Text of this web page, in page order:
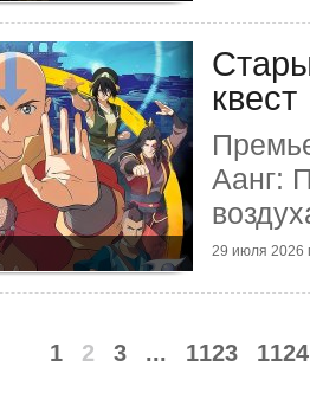
квест
Аанг:
29 июля 2026
1 2 3 ... 1123 1124